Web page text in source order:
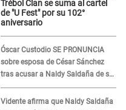
Trébol Clan se suma al cartel
de "U Fest" por su 102°
aniversario
Óscar Custodio SE PRONUNCIA
sobre esposa de César Sánchez
tras acusar a Naldy Saldaña de ser
PAREJA del músico: "Lo dejo en
manos de la justicia"
Vidente afirma que Naldy Saldaña